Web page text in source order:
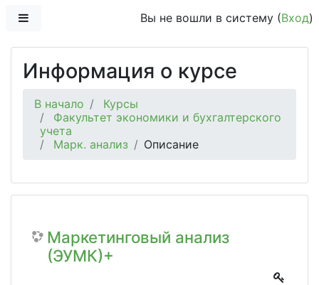
Вы не вошли в систему (Вход)
Информация о курсе
В начало
Курсы
Факультет экономики и бухгалтерского
учета
Марк. анализ
Описание
Маркетинговый анализ
(ЭУМК)+